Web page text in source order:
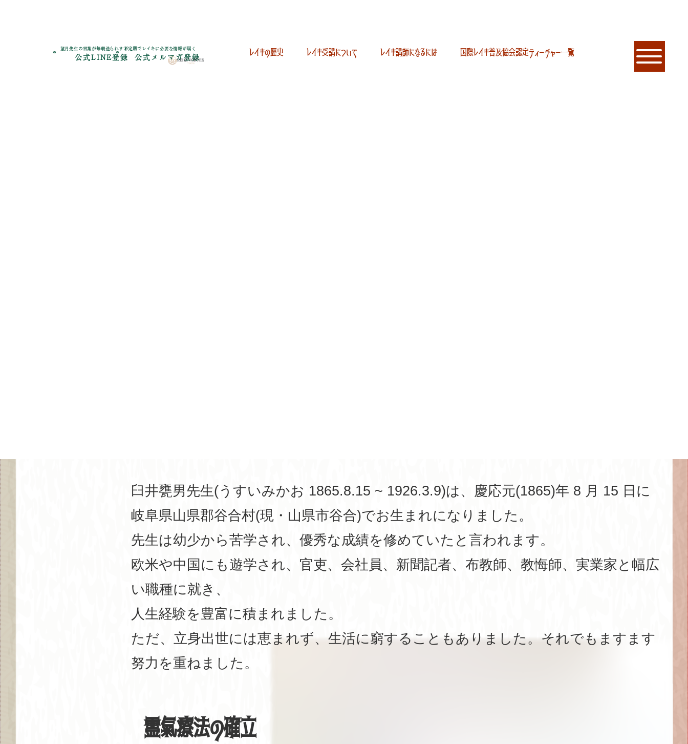
望月先生の言葉が毎朝送られます
公式LINE登録
不定期でレイキに必要な情報が届く
公式メルマガ登録 レイキの歴史 レイキ受講について レイキ講師になるには 国際レイキ普及協会認定ティーチャー一覧
臼井甕男先生(うすいみかお 1865.8.15 ~ 1926.3.9)は、慶応元(1865)年 8 月 15 日に
岐阜県山県郡谷合村(現・山県市谷合)でお生まれになりました。
先生は幼少から苦学され、優秀な成績を修めていたと言われます。
欧米や中国にも遊学され、官吏、会社員、新聞記者、布教師、教悔師、実業家と幅広
い職種に就き、
人生経験を豊富に積まれました。
ただ、立身出世には恵まれず、生活に窮することもありました。それでもますます
努力を重ねました。
霊氣療法の確立